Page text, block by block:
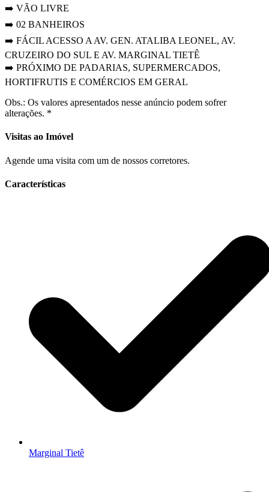
➡️ VÃO LIVRE
➡️ 02 BANHEIROS
➡️ FÁCIL ACESSO A AV. GEN. ATALIBA LEONEL, AV.
CRUZEIRO DO SUL E AV. MARGINAL TIETÊ
➡️ PRÓXIMO DE PADARIAS, SUPERMERCADOS,
HORTIFRUTIS E COMÉRCIOS EM GERAL
Obs.: Os valores apresentados nesse anúncio podem sofrer
alterações. *
Visitas ao Imóvel
Agende uma visita com um de nossos corretores.
Características
Marginal Tietê